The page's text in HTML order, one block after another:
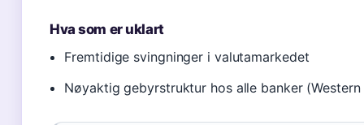
Hva som er uklart
Fremtidige svingninger i valutamarkedet
Nøyaktig gebyrstruktur hos alle banker (Western